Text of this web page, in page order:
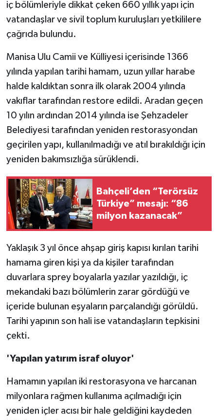
iç bölümleriyle dikkat çeken 660 yıllık yapı için
vatandaşlar ve sivil toplum kuruluşları yetkililere
çağrıda bulundu.
Manisa Ulu Camii ve Külliyesi içerisinde 1366
yılında yapılan tarihi hamam, uzun yıllar harabe
halde kaldıktan sonra ilk olarak 2004 yılında
vakıflar tarafından restore edildi. Aradan geçen
10 yılın ardından 2014 yılında ise Şehzadeler
Belediyesi tarafından yeniden restorasyondan
geçirilen yapı, kullanılmadığı ve atıl bırakıldığı için
yeniden bakımsızlığa sürüklendi.
Bahçeli’den “Terörsüz
Türkiye” mesajı: “86
milyon kazanacak”
Yaklaşık 3 yıl önce ahşap giriş kapısı kırılan tarihi
hamama giren kişi ya da kişiler tarafından
duvarlara sprey boyalarla yazılar yazıldığı, iç
mekandaki bazı bölümlerin zarar gördüğü ve
içeride bulunan eşyaların parçalandığı görüldü.
Tarihi yapının son hali ise vatandaşların tepkisini
çekti.
'Yapılan yatırım israf oluyor'
Hamamın yapılan iki restorasyona ve harcanan
milyonlara rağmen kullanıma açılmadığı için
yeniden içler acısı bir hale geldiğini kaydeden